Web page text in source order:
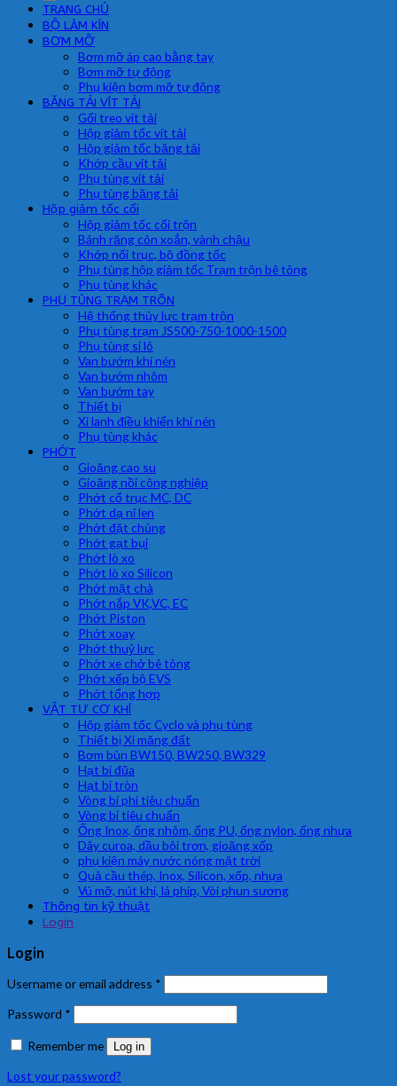
TRANG CHỦ
BỘ LÀM KÍN
BƠM MỠ
Bơm mỡ áp cao bằng tay
Bơm mỡ tự động
Phụ kiện bơm mỡ tự động
BĂNG TẢI VÍT TẢI
Gối treo vít tải
Hộp giảm tốc vít tải
Hộp giảm tốc băng tải
Khớp cầu vít tải
Phụ tùng vít tải
Phụ tùng băng tải
Hộp giảm tốc cối
Hộp giảm tốc cối trộn
Bánh răng côn xoắn, vành chậu
Khớp nối trục, bộ đồng tốc
Phụ tùng hộp giảm tốc Trạm trộn bê tông
Phụ tùng khác
PHỤ TÙNG TRẠM TRÔN
Hệ thống thủy lực trạm trộn
Phụ tùng trạm JS500-750-1000-1500
Phụ tùng si lô
Van bướm khí nén
Van bướm nhôm
Van bướm tay
Thiết bị
Xi lanh điều khiển khí nén
Phụ tùng khác
PHỚT
Gioăng cao su
Gioăng nồi công nghiệp
Phớt cổ trục MC, DC
Phớt dạ nỉ len
Phớt đặt chủng
Phớt gạt bụi
Phớt lò xo
Phớt lò xo Silicon
Phớt mặt chà
Phớt nắp VK,VC, EC
Phớt Piston
Phớt xoay
Phớt thuỷ lực
Phớt xe chở bê tông
Phớt xếp bộ EVS
Phớt tổng hợp
VẬT TƯ CƠ KHÍ
Hộp giảm tốc Cyclo và phụ tùng
Thiết bị Xi măng đất
Bơm bùn BW150, BW250, BW329
Hạt bi đũa
Hạt bi tròn
Vòng bi phi tiêu chuẩn
Vòng bi tiêu chuẩn
Ống Inox, ống nhôm, ống PU, ống nylon, ống nhựa
Dây curoa, dầu bôi trơn, gioăng xốp
phụ kiện máy nước nóng mặt trời
Quả cầu thép, Inox, Silicon, xốp, nhựa
Vú mỡ, nút khí, lá phíp, Vòi phun sương
Thông tin kỹ thuật
Login
Login
Username or email address *
Password *
Remember me Log in
Lost your password?